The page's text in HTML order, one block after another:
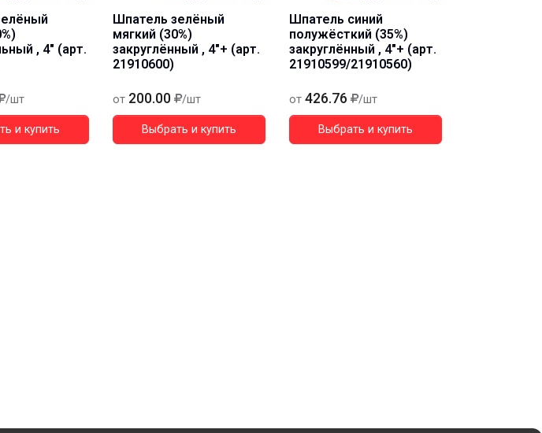
, 4" (арт.
/шт
и купить
Шпатель зелёный
мягкий (30%)
закруглённый , 4"+ (арт.
21910600)
от 200.00 /шт
Выбрать и купить
Шпатель синий
полужёсткий (35%)
закруглённый , 4"+ (арт.
21910599/21910560)
от 426.76 /шт
Выбрать и купить